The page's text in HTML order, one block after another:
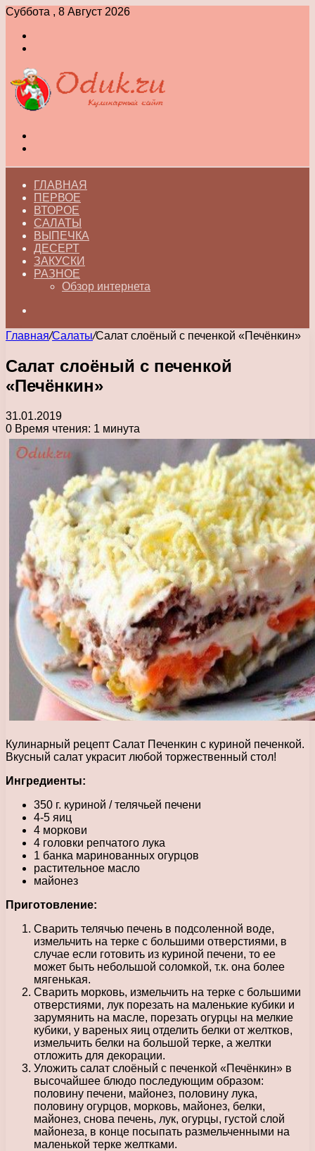
Суббота , 8 Август 2026
ГЛАВНАЯ
ПЕРВОЕ
ВТОРОЕ
САЛАТЫ
ВЫПЕЧКА
ДЕСЕРТ
ЗАКУСКИ
РАЗНОЕ
Обзор интернета
Главная/Салаты/Салат слоёный с печенкой «Печёнкин»
Салат слоёный с печенкой
«Печёнкин»
31.01.2019
0 Время чтения: 1 минута
Кулинарный рецепт Салат Печенкин с куриной печенкой.
Вкусный салат украсит любой торжественный стол!
Ингредиенты:
350 г. куриной / телячьей печени
4-5 яиц
4 моркови
4 головки репчатого лука
1 банка маринованных огурцов
растительное масло
майонез
Приготовление:
Сварить телячью печень в подсоленной воде,
измельчить на терке с большими отверстиями, в
случае если готовить из куриной печени, то ее
может быть небольшой соломкой, т.к. она более
мягенькая.
Сварить морковь, измельчить на терке с большими
отверстиями, лук порезать на маленькие кубики и
зарумянить на масле, порезать огурцы на мелкие
кубики, у вареных яиц отделить белки от желтков,
измельчить белки на большой терке, а желтки
отложить для декорации.
Уложить салат слоёный с печенкой «Печёнкин» в
высочайшее блюдо последующим образом:
половину печени, майонез, половину лука,
половину огурцов, морковь, майонез, белки,
майонез, снова печень, лук, огурцы, густой слой
майонеза, в конце посыпать размельченными на
маленькой терке желтками.